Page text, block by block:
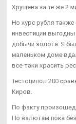
Хрущева за те же 2
Но курс рубля
инвестиции
добычи золота. Я
маленьком доме
все-таки красить
Тестоципол 200
Киров.
По факту
По валютам пока